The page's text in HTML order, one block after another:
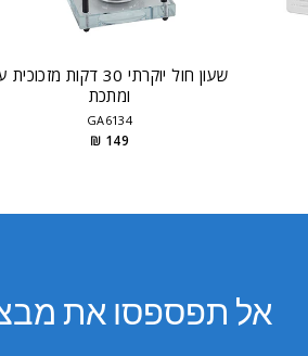
שעון חול יוקרתי 30 דקות
ומתכת
GA6134
149 ₪
אל תפספסו את